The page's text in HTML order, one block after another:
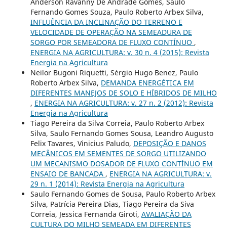
Fernando Gomes Souza, Paulo Roberto Arbex Silva,
INFLUÊNCIA DA INCLINAÇÃO DO TERRENO E
VELOCIDADE DE OPERAÇÃO NA SEMEADURA DE
SORGO POR SEMEADORA DE FLUXO CONTÍNUO ,
ENERGIA NA AGRICULTURA: v. 30 n. 4 (2015): Revista
Energia na Agricultura
Neilor Bugoni Riquetti, Sérgio Hugo Benez, Paulo
Roberto Arbex Silva, DEMANDA ENERGÉTICA EM
DIFERENTES MANEJOS DE SOLO E HÍBRIDOS DE MILHO
, ENERGIA NA AGRICULTURA: v. 27 n. 2 (2012): Revista
Energia na Agricultura
Tiago Pereira da Silva Correia, Paulo Roberto Arbex
Silva, Saulo Fernando Gomes Sousa, Leandro Augusto
Felix Tavares, Vinicius Paludo, DEPOSIÇÃO E DANOS
MECÂNICOS EM SEMENTES DE SORGO UTILIZANDO
UM MECANISMO DOSADOR DE FLUXO CONTÍNUO EM
ENSAIO DE BANCADA , ENERGIA NA AGRICULTURA: v.
29 n. 1 (2014): Revista Energia na Agricultura
Saulo Fernando Gomes de Sousa, Paulo Roberto Arbex
Silva, Patrícia Pereira Dias, Tiago Pereira da Siva
Correia, Jessica Fernanda Giroti, AVALIAÇÃO DA
CULTURA DO MILHO SEMEADA EM DIFERENTES